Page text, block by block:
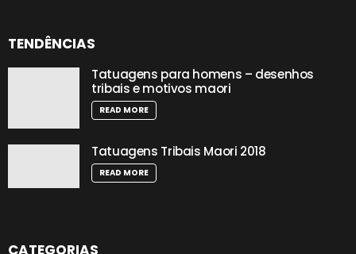
TENDÊNCIAS
Tatuagens para homens – desenhos
tribais e motivos maori
READ MORE
Tatuagens Tribais Maori 2018
READ MORE
CATEGORIAS